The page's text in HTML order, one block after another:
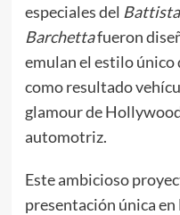
especiales del Battista
Barchettafueron
emulan el estilo único
como resultado
glamour de
automotriz.
Este ambicioso
presentación única en